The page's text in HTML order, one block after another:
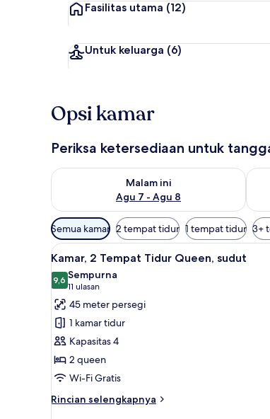
Fasilitas utama (12)
Untuk keluarga (6)
Opsi kamar
Periksa ketersediaan untuk
Malam ini
Agu 7 - Agu 8
Periksa ketersediaan untuk malam ini Agu 7
Filter
tersedia
untuk
kamar
Semua kamar 2 tempat tidur 1 tempat tidur 3+
Lihat
semua
foto
untuk
Kamar,
2
Tempat
Tidur
Queen,
sudut
Meja kerja, ruang
5
Kamar, 2 Tempat Tidur Queen, sudut
9,69,6 dari 10
Sempurna
11 ulasan
(11
ulasan)
45 meter persegi
1 kamar tidur
Kapasitas 4
2 queen
Wi-Fi Gratis
Rincian selengkapnya
Rincian